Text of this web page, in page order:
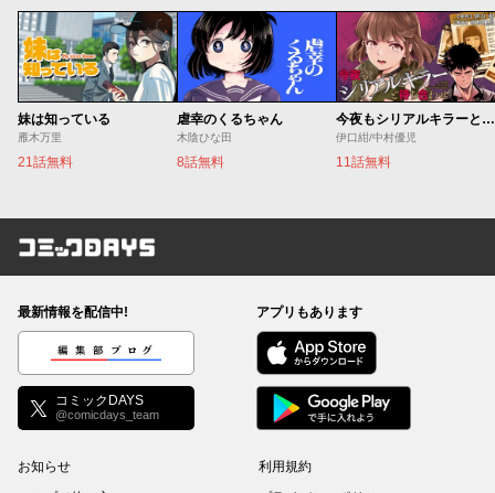
妹は知っている
雁木万里
21話無料
虐幸のくるちゃん
木陰ひな田
8話無料
今夜もシリアルキラーと待ち合わせ
伊口紺/中村優児
11話無料
コミックDAYS
最新情報を配信中!
編集部ブログ
コミックDAYS
@comicdays_team
アプリもあります
お知らせ
利用規約